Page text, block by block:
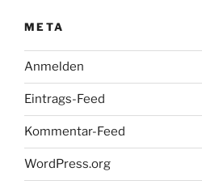
META
Anmelden
Eintrags-Feed
Kommentar-Feed
WordPress.org